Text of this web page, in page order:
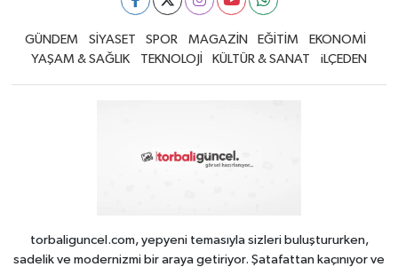
GÜNDEM SİYASET SPOR MAGAZİN EĞİTİM
EKONOMİ
YAŞAM & SAĞLIK
TEKNOLOJİ KÜLTÜR & SANAT iLÇEDEN
torbaliguncel.com, yepyeni temasıyla sizleri buluştururken,
sadelik ve modernizmi bir araya getiriyor. Şatafattan kaçınıyor ve